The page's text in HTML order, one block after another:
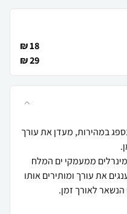
18 ₪
29 ₪
במהירות, מעדן את עורך
ממעמקי ים המלח
את עורך ומותירים אותו